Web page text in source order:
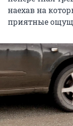
наехав на
приятные